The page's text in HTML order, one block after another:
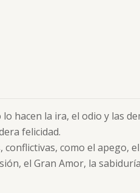
hacen la ira, el odio y las
felicidad.
como el apego,
el Gran Amor, la